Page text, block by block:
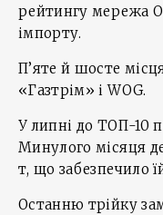
рейтингу мережа
імпорту.
П’яте й шосте
«Газтрім» і WOG.
У липні до ТОП-10
Минулого місяця
т, що забезпечило
Останню трійку